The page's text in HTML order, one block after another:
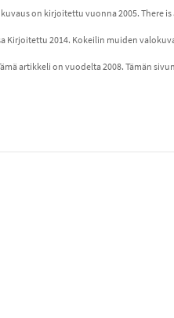
kuvaus on kirjoitettu vuonna 2005. There
Kirjoitettu 2014. Kokeilin muiden
artikkeli on vuodelta 2008. Tämän